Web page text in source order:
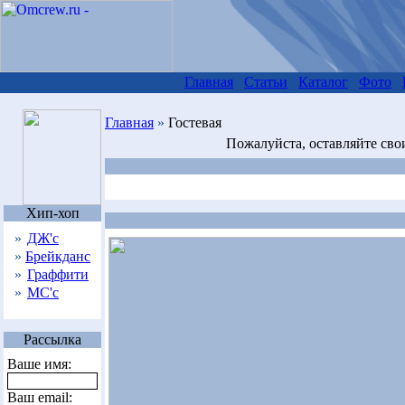
Хип-хоп
» ДЖ'с
» Брейкданс
» Граффити
» МС'с
Рассылка
Ваше имя:
Ваш email:
Главная Статьи Каталог Фото
Главная » Гостевая
Пожалуйста, оставляйте